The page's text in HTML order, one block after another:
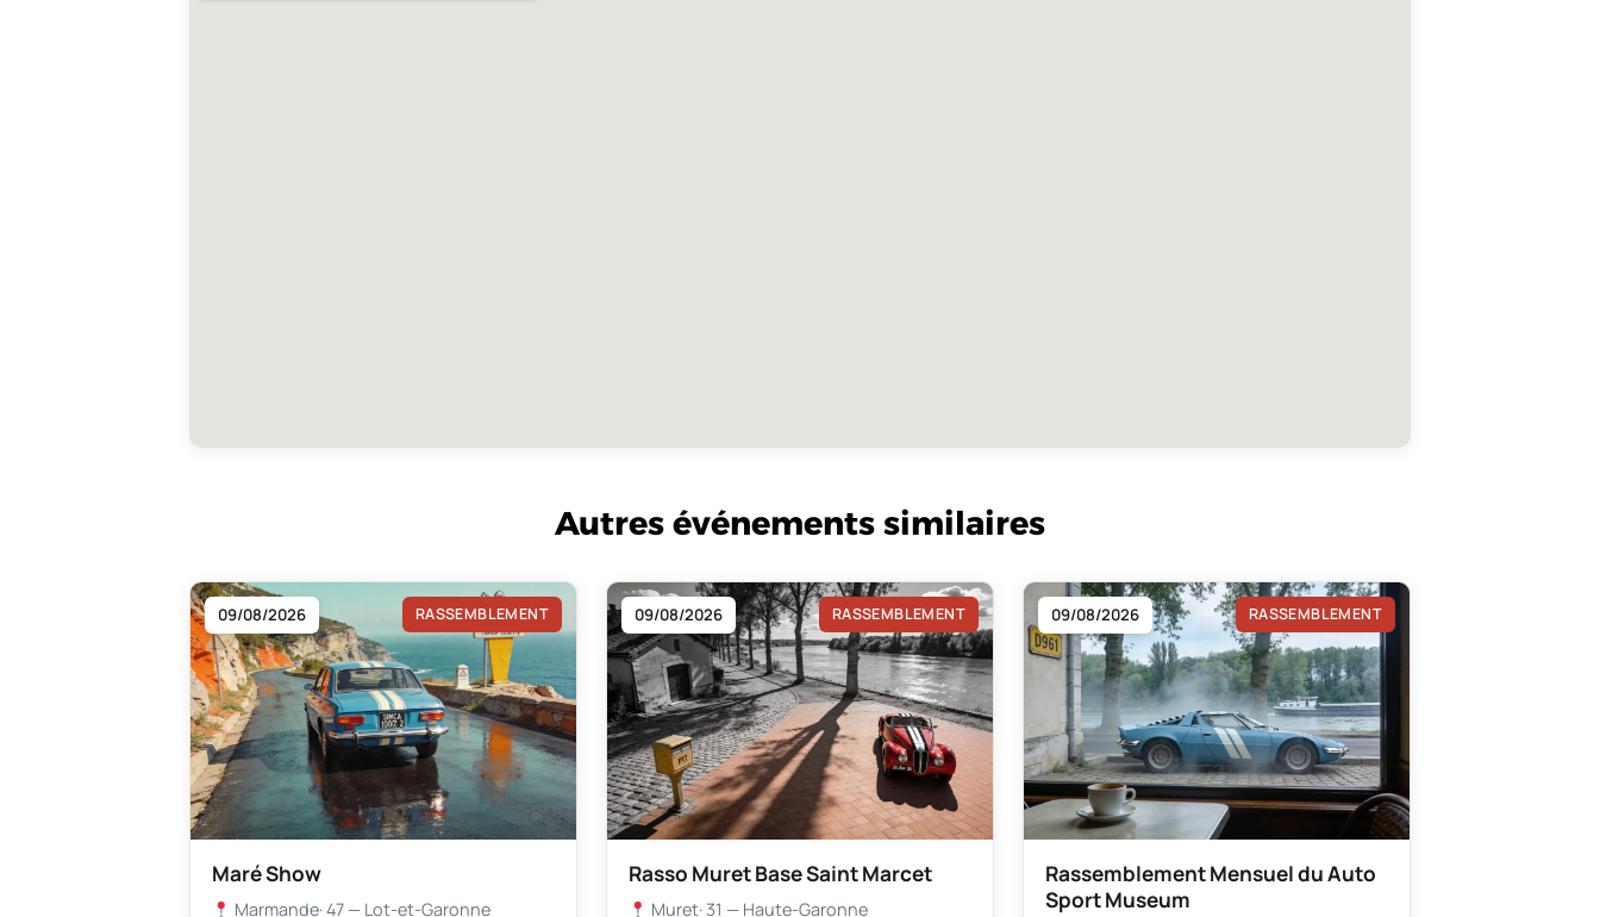
Autres événements similaires
09/08/2026 RASSEMBLEMENT
Maré Show
Marmande· 47 — Lot-et-Garonne
09/08/2026 RASSEMBLEMENT
Rasso Muret Base Saint Marcet
Muret· 31 — Haute-Garonne
09/08/2026 RASSEMBLEMENT
Rassemblement Mensuel du Auto
Sport Museum